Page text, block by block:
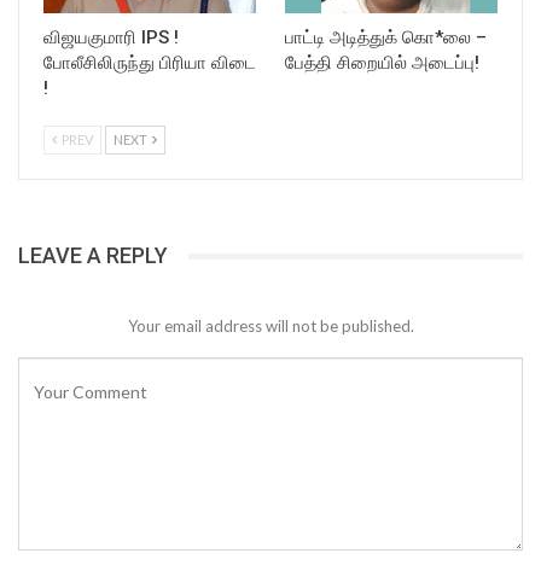
விஜயகுமாரி IPS !
போலீசிலிருந்து பிரியா விடை
!
பாட்டி அடித்துக் கொ*லை –
பேத்தி சிறையில் அடைப்பு!
PREV NEXT
LEAVE A REPLY
Your email address will not be published.